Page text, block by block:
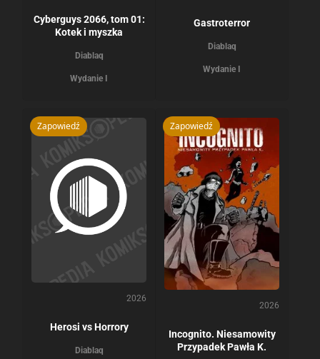
Cyberguys 2066, tom 01:
Kotek i myszka
Diablaq
Wydanie I
Gastroterror
Diablaq
Wydanie I
Zapowiedź
2026
Herosi vs Horrory
Diablaq
Zapowiedź
2026
Incognito. Niesamowity
Przypadek Pawła K.